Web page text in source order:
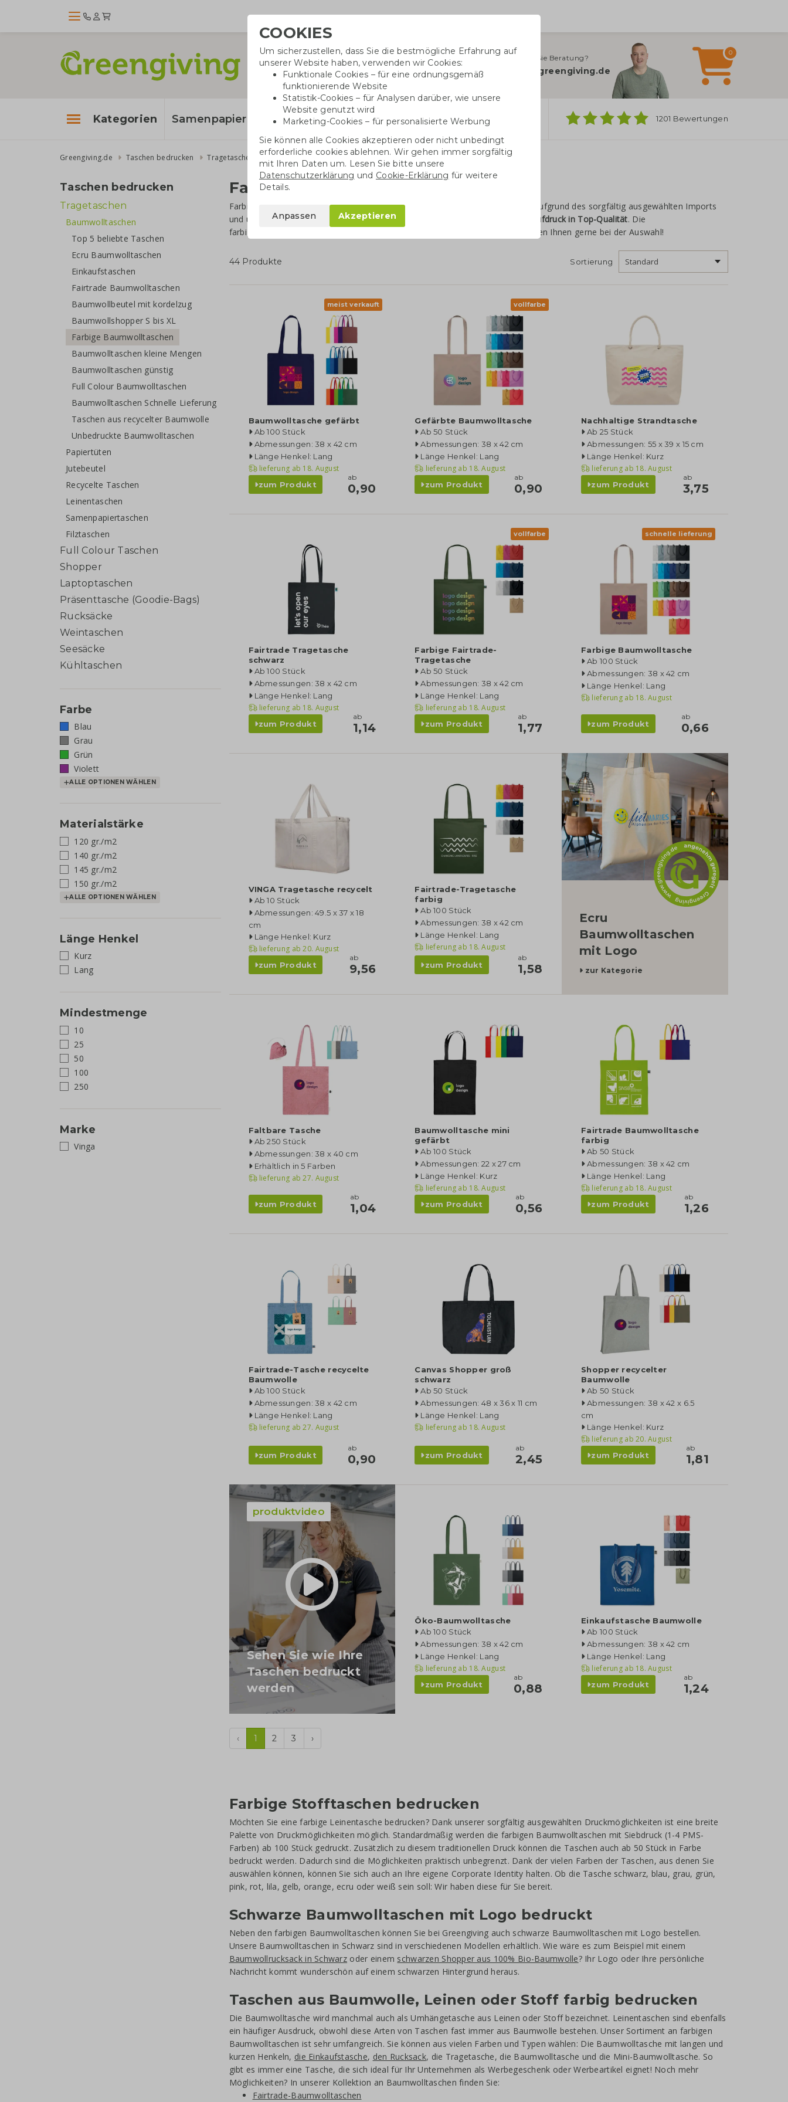
Benötigen Sie Beratung?
info@greengiving.de
0
Kategorien Samenpapier Baumwolltaschen Trinkwaren Kugelschreiber 1201 Bewertungen
Greengiving.de Taschen bedrucken Tragetaschen Baumwolltaschen Farbige Baumwolltaschen
Taschen bedrucken
Tragetaschen
Baumwolltaschen
Top 5 beliebte Taschen
Ecru Baumwolltaschen
Einkaufstaschen
Fairtrade Baumwolltaschen
Baumwollbeutel mit kordelzug
Baumwollshopper S bis XL
Farbige Baumwolltaschen
Baumwolltaschen kleine Mengen
Baumwolltaschen günstig
Full Colour Baumwolltaschen
Baumwolltaschen Schnelle Lieferung
Taschen aus recycelter Baumwolle
Unbedruckte Baumwolltaschen
Papiertüten
Jutebeutel
Recycelte Taschen
Leinentaschen
Samenpapiertaschen
Filztaschen
Full Colour Taschen
Shopper
Laptoptaschen
Präsenttasche (Goodie-Bags)
Rucksäcke
Weintaschen
Seesäcke
Kühltaschen
Farbe
Blau
Grau
Grün
Violett
ALLE OPTIONEN WÄHLEN
Materialstärke
120 gr./m2
140 gr./m2
145 gr./m2
150 gr./m2
ALLE OPTIONEN WÄHLEN
Länge Henkel
Kurz
Lang
Mindestmenge
10
25
50
100
250
Marke
Vinga
Farbige Baumwolltaschen bedrucken
Farbige Baumwolltaschen bei Greengivingmit Ihrem Logo
bedrucken lassen. Aufgrund des sorgfältig ausgewählten Imports
und unserer Bedruckungsvorrichtungen liefern wir nur Baumwolltaschen
mit Aufdruck in Top-Qualität. Die
farbige Baumwolltaschen können
bestellt werden. Wir helfen Ihnen gerne bei der Auswahl!
44 Produkte Sortierung
meist verkauft
Baumwolltasche gefärbt
Ab 100 Stück
Abmessungen: 38 x 42 cm
Länge Henkel: Lang
lieferung ab 18. August
zum Produkt
ab
0,90
vollfarbe
Gefärbte Baumwolltasche
Ab 50 Stück
Abmessungen: 38 x 42 cm
Länge Henkel: Lang
lieferung ab 18. August
zum Produkt
ab
0,90
Nachhaltige Strandtasche
Ab 25 Stück
Abmessungen: 55 x 39 x 15 cm
Länge Henkel: Kurz
lieferung ab 18. August
zum Produkt
ab
3,75
Fairtrade Tragetasche
schwarz
Ab 100 Stück
Abmessungen: 38 x 42 cm
Länge Henkel: Lang
lieferung ab 18. August
zum Produkt
ab
1,14
vollfarbe
Farbige Fairtrade-
Tragetasche
Ab 50 Stück
Abmessungen: 38 x 42 cm
Länge Henkel: Lang
lieferung ab 18. August
zum Produkt
ab
1,77
schnelle lieferung
Farbige Baumwolltasche
Ab 100 Stück
Abmessungen: 38 x 42 cm
Länge Henkel: Lang
lieferung ab 18. August
zum Produkt
ab
0,66
VINGA Tragetasche recycelt
Ab 10 Stück
Abmessungen: 49.5 x 37 x 18
cm
Länge Henkel: Kurz
lieferung ab 20. August
zum Produkt
ab
9,56
Fairtrade-Tragetasche
farbig
Ab 100 Stück
Abmessungen: 38 x 42 cm
Länge Henkel: Lang
lieferung ab 18. August
zum Produkt
ab
1,58
kategorie
Ecru
Baumwolltaschen
mit Logo
zur Kategorie
Faltbare Tasche
Ab 250 Stück
Abmessungen: 38 x 40 cm
Erhältlich in 5 Farben
lieferung ab 27. August
zum Produkt
ab
1,04
Baumwolltasche mini
gefärbt
Ab 100 Stück
Abmessungen: 22 x 27 cm
Länge Henkel: Kurz
lieferung ab 18. August
zum Produkt
ab
0,56
Fairtrade Baumwolltasche
farbig
Ab 50 Stück
Abmessungen: 38 x 42 cm
Länge Henkel: Lang
lieferung ab 18. August
zum Produkt
ab
1,26
Fairtrade-Tasche recycelte
Baumwolle
Ab 100 Stück
Abmessungen: 38 x 42 cm
Länge Henkel: Lang
lieferung ab 27. August
zum Produkt
ab
0,90
Canvas Shopper groß
schwarz
Ab 50 Stück
Abmessungen: 48 x 36 x 11 cm
Länge Henkel: Lang
lieferung ab 18. August
zum Produkt
ab
2,45
Shopper recycelter
Baumwolle
Ab 50 Stück
Abmessungen: 38 x 42 x 6.5
cm
Länge Henkel: Kurz
lieferung ab 20. August
zum Produkt
ab
1,81
produktvideo
Sehen Sie wie Ihre
Taschen bedruckt
werden
Öko-Baumwolltasche
Ab 100 Stück
Abmessungen: 38 x 42 cm
Länge Henkel: Lang
lieferung ab 18. August
zum Produkt
ab
0,88
Einkaufstasche Baumwolle
Ab 100 Stück
Abmessungen: 38 x 42 cm
Länge Henkel: Lang
lieferung ab 18. August
zum Produkt
ab
1,24
‹ 1 2 3 ›
Farbige Stofftaschen bedrucken
Möchten Sie eine farbige Leinentasche bedrucken? Dank unserer sorgfältig ausgewählten Druckmöglichkeiten ist eine breite
Palette von Druckmöglichkeiten möglich. Standardmäßig werden die farbigen Baumwolltaschen mit Siebdruck (1-4 PMS-
Farben) ab 100 Stück gedruckt. Zusätzlich zu diesem traditionellen Druck können die Taschen auch ab 50 Stück in Farbe
bedruckt werden. Dadurch sind die Möglichkeiten praktisch unbegrenzt. Dank der vielen Farben der Taschen, aus denen Sie
auswählen können, können Sie sich auch an Ihre eigene Corporate Identity halten. Ob die Tasche schwarz, blau, grau, grün,
pink, rot, lila, gelb, orange, ecru oder weiß sein soll: Wir haben diese für Sie bereit.
Schwarze Baumwolltaschen mit Logo bedruckt
Neben den farbigen Baumwolltaschen können Sie bei Greengiving auch schwarze Baumwolltaschen mit Logo bestellen.
Unsere Baumwolltaschen in Schwarz sind in verschiedenen Modellen erhältlich. Wie wäre es zum Beispiel mit einem
Baumwollrucksack in Schwarz oder einem schwarzen Shopper aus 100% Bio-Baumwolle? Ihr Logo oder Ihre persönliche
Nachricht kommt wunderschön auf einem schwarzen Hintergrund heraus.
Taschen aus Baumwolle, Leinen oder Stoff farbig bedrucken
Die Baumwolltasche wird manchmal auch als Umhängetasche aus Leinen oder Stoff bezeichnet. Leinentaschen sind ebenfalls
ein häufiger Ausdruck, obwohl diese Arten von Taschen fast immer aus Baumwolle bestehen. Unser Sortiment an farbigen
Baumwolltaschen ist sehr umfangreich. Sie können aus vielen Farben und Typen wählen: Die Baumwolltasche mit langen und
kurzen Henkeln, die Einkaufstasche, den Rucksack, die Tragetasche, die Baumwolltasche und die Mini-Baumwolltasche. So
gibt es immer eine Tasche, die sich ideal für Ihr Unternehmen als Werbegeschenk oder Werbeartikel eignet! Noch mehr
Möglichkeiten? In unserer Kollektion an Baumwolltaschen finden Sie:
Fairtrade-Baumwolltaschen
COOKIES
Um sicherzustellen, dass Sie die bestmögliche Erfahrung auf
unserer Website haben, verwenden wir Cookies:
Funktionale Cookies – für eine ordnungsgemäß
funktionierende Website
Statistik-Cookies – für Analysen darüber, wie unsere
Website genutzt wird
Marketing-Cookies – für personalisierte Werbung
Sie können alle Cookies akzeptieren oder nicht unbedingt
erforderliche cookies ablehnen. Wir gehen immer sorgfältig
mit Ihren Daten um. Lesen Sie bitte unsere
Datenschutzerklärung und Cookie-Erklärung für weitere
Details.
Anpassen Akzeptieren